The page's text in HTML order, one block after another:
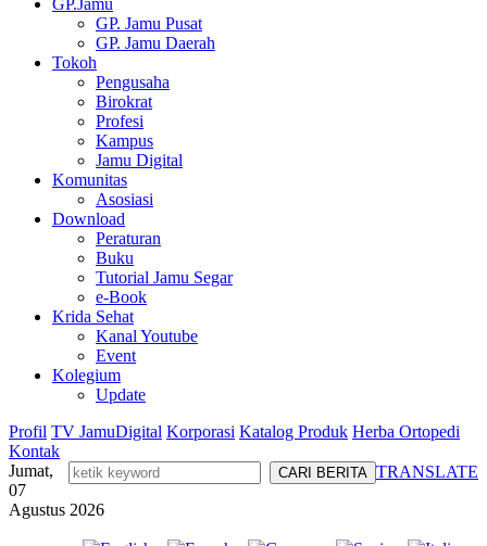
GP.Jamu
GP. Jamu Pusat
GP. Jamu Daerah
Tokoh
Pengusaha
Birokrat
Profesi
Kampus
Jamu Digital
Komunitas
Asosiasi
Download
Peraturan
Buku
Tutorial Jamu Segar
e-Book
Krida Sehat
Kanal Youtube
Event
Kolegium
Update
Profil TV JamuDigital Korporasi Katalog Produk Herba Ortopedi
Kontak
TRANSLATE
Jumat,
07
Agustus 2026